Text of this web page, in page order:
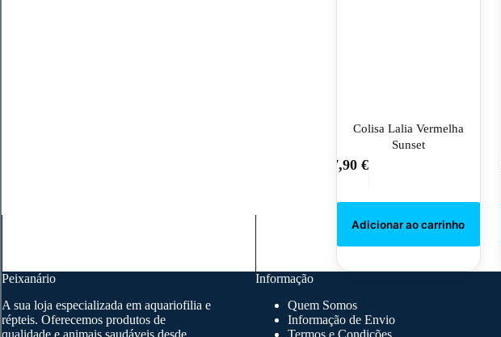
Colisa Lalia Vermelha
Sunset
7,90 €
Peixanário
A sua loja especializada em aquariofilia e
répteis. Oferecemos produtos de
Informação
Quem Somos
Informação de Envio